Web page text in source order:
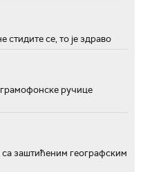
стидите се, то је здраво
ручице
заштићеним географским